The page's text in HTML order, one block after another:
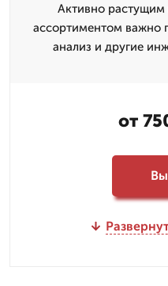
Активно
ассортиментом важно
анализ и другие
от